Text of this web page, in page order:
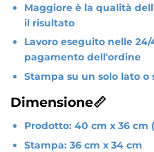
Maggiore è la qualità
il risultato
Lavoro eseguito nelle 24/
pagamento dell'ordine
Stampa su un solo lato o
Dimensione📏
Prodotto: 40 cm x 36 cm
Stampa: 36 cm x 34 cm